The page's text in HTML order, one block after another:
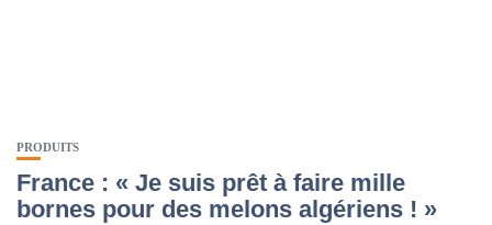
PRODUITS
France : « Je suis prêt à faire mille
bornes pour des melons algériens ! »